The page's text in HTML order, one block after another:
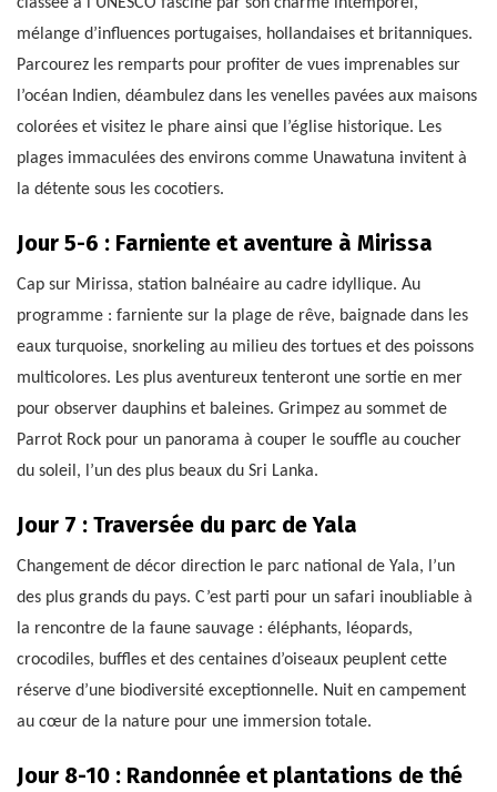
classée à l’UNESCO fascine par son charme intemporel,
mélange d’influences portugaises, hollandaises et britanniques.
Parcourez les remparts pour profiter de vues imprenables sur
l’océan Indien, déambulez dans les venelles pavées aux maisons
colorées et visitez le phare ainsi que l’église historique. Les
plages immaculées des environs comme Unawatuna invitent à
la détente sous les cocotiers.
Jour 5-6 : Farniente et aventure à Mirissa
Cap sur Mirissa, station balnéaire au cadre idyllique. Au
programme : farniente sur la plage de rêve, baignade dans les
eaux turquoise, snorkeling au milieu des tortues et des poissons
multicolores. Les plus aventureux tenteront une sortie en mer
pour observer dauphins et baleines. Grimpez au sommet de
Parrot Rock pour un panorama à couper le souffle au coucher
du soleil, l’un des plus beaux du Sri Lanka.
Jour 7 : Traversée du parc de Yala
Changement de décor direction le parc national de Yala, l’un
des plus grands du pays. C’est parti pour un safari inoubliable à
la rencontre de la faune sauvage : éléphants, léopards,
crocodiles, buffles et des centaines d’oiseaux peuplent cette
réserve d’une biodiversité exceptionnelle. Nuit en campement
au cœur de la nature pour une immersion totale.
Jour 8-10 : Randonnée et plantations de thé